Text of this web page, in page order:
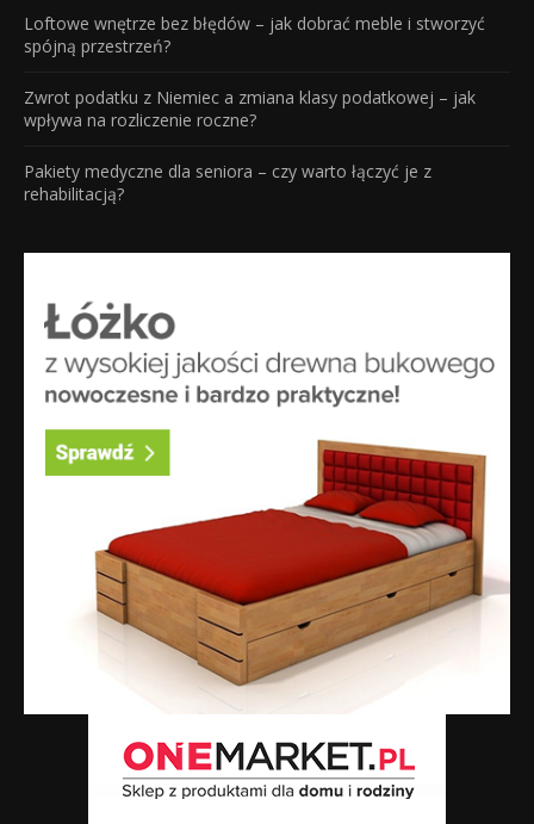
Loftowe wnętrze bez błędów – jak dobrać meble i stworzyć
spójną przestrzeń?
Zwrot podatku z Niemiec a zmiana klasy podatkowej – jak
wpływa na rozliczenie roczne?
Pakiety medyczne dla seniora – czy warto łączyć je z
rehabilitacją?